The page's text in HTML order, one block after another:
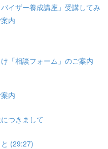
イザー養成講座」受講してみ
内
「相談フォーム」のご案内
内
つきまして
(29:27)